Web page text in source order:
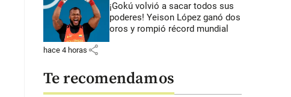
¡Gokú volvió a sacar todos sus
poderes! Yeison López ganó dos
oros y rompió récord mundial
hace 4 horas share
Te recomendamos